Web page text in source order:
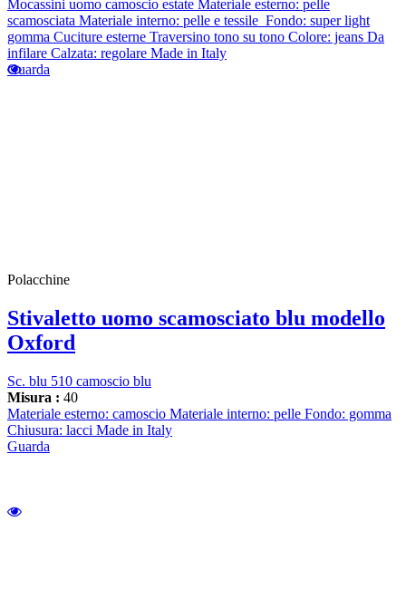
Mocassini uomo camoscio estate Materiale esterno: pelle
scamosciata Materiale interno: pelle e tessile Fondo: super light
gomma Cuciture esterne Traversino tono su tono Colore: jeans Da
infilare Calzata: regolare Made in Italy
Guarda
Polacchine
Stivaletto uomo scamosciato blu modello
Oxford
Sc. blu 510 camoscio blu
Misura : 40
Materiale esterno: camoscio Materiale interno: pelle Fondo: gomma
Chiusura: lacci Made in Italy
Guarda